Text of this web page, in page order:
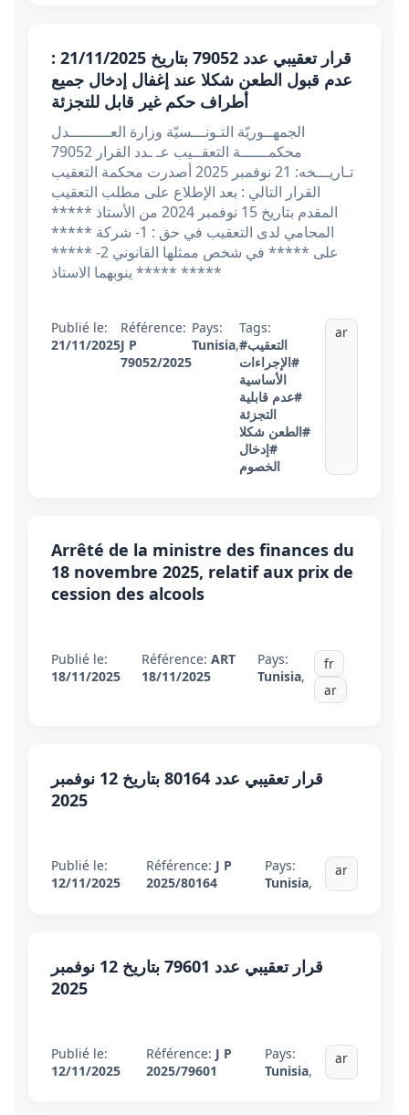
قرار تعقيبي عدد 79052 بتاريخ 21/11/2025 :
عدم قبول الطعن شكلا عند إغفال إدخال جميع
أطراف حكم غير قابل للتجزئة
الجمهــوريّة التـونـــسيّة وزارة العـــــــــدل
محكمــــــة التعقــيب عـ ـدد القرار 79052
تـاريـــخه: 21 نوفمبر 2025 أصدرت محكمة التعقيب
القرار التالي : بعد الإطلاع على مطلب التعقيب
المقدم بتاريخ 15 نوفمبر 2024 من الأستاذ *****
المحامي لدى التعقيب في حق : 1- شركة *****
على ***** في شخص ممثلها القانوني 2- *****
***** ***** ينوبهما الاستاذ
Publié le:
21/11/2025
Référence:
J P
79052/2025
Pays:
Tunisia,
Tags:
#التعقيب
#الإجراءات
الأساسية
#عدم قابلية
التجزئة
#الطعن شكلا
#إدخال
الخصوم
ar
Arrêté de la ministre des finances du
18 novembre 2025, relatif aux prix de
cession des alcools
Publié le:
18/11/2025
Référence: ART
18/11/2025
Pays:
Tunisia,
fr
ar
قرار تعقيبي عدد 80164 بتاريخ 12 نوفمبر
2025
Publié le:
12/11/2025
Référence: J P
2025/80164
Pays:
Tunisia,
ar
قرار تعقيبي عدد 79601 بتاريخ 12 نوفمبر
2025
Publié le:
12/11/2025
Référence: J P
2025/79601
Pays:
Tunisia,
ar